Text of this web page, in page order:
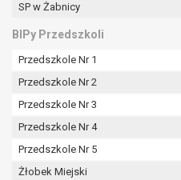
SP w Żabnicy
BIPy Przedszkoli
Przedszkole Nr 1
Przedszkole Nr 2
Przedszkole Nr 3
Przedszkole Nr 4
Przedszkole Nr 5
Żłobek Miejski